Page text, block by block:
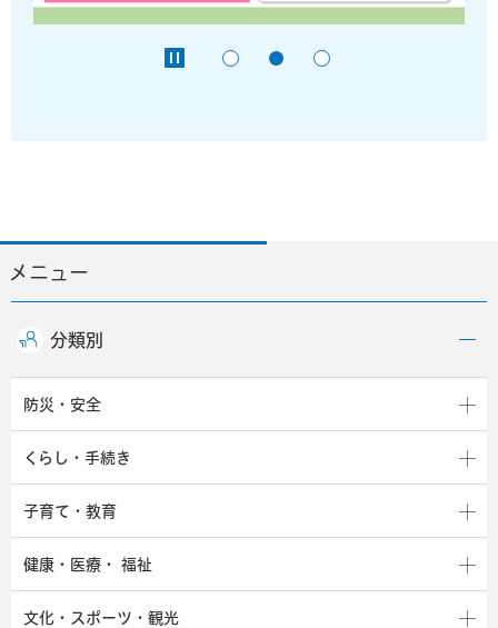
メニュー
分類別
防災・安全
くらし・手続き
子育て・教育
健康・医療・ 福祉
文化・スポーツ・観光